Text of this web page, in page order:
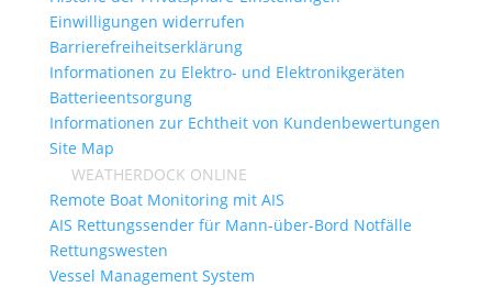
Einwilligungen widerrufen
Barrierefreiheitserklärung
Informationen zu Elektro- und Elektronikgeräten
Batterieentsorgung
Informationen zur Echtheit von Kundenbewertungen
Site Map
WEATHERDOCK ONLINE
Remote Boat Monitoring mit AIS
AIS Rettungssender für Mann-über-Bord Notfälle
Rettungswesten
Vessel Management System